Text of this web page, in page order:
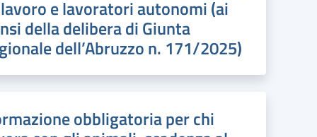
e lavoratori autonomi (ai
della delibera di Giunta
dell’Abruzzo n. 171/2025)
obbligatoria per chi